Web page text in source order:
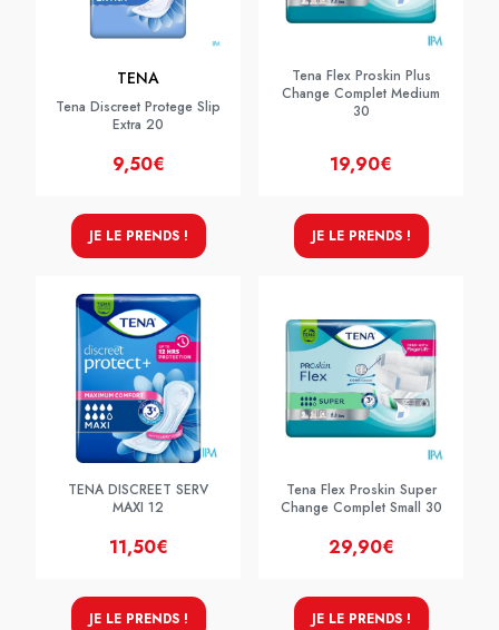
TENA
Tena Discreet Protege Slip
Extra 20
9,50€
JE LE PRENDS !
Tena Flex Proskin Plus
Change Complet Medium
30
19,90€
JE LE PRENDS !
TENA DISCREET SERV
MAXI 12
11,50€
JE LE PRENDS !
Tena Flex Proskin Super
Change Complet Small 30
29,90€
JE LE PRENDS !